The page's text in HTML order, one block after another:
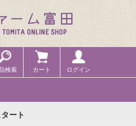
検索 カート ログイン
ート